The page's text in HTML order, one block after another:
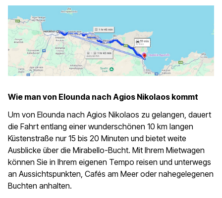
Wie man von Elounda nach Agios Nikolaos kommt
Um von Elounda nach Agios Nikolaos zu gelangen, dauert
die Fahrt entlang einer wunderschönen 10 km langen
Küstenstraße nur 15 bis 20 Minuten und bietet weite
Ausblicke über die Mirabello-Bucht. Mit Ihrem Mietwagen
können Sie in Ihrem eigenen Tempo reisen und unterwegs
an Aussichtspunkten, Cafés am Meer oder nahegelegenen
Buchten anhalten.